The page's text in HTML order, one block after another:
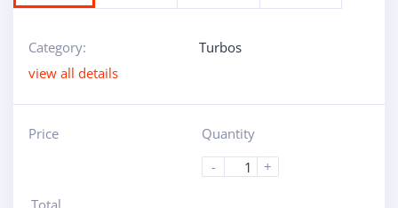
Category:
Turbos
view all details
Price
Quantity
-
+